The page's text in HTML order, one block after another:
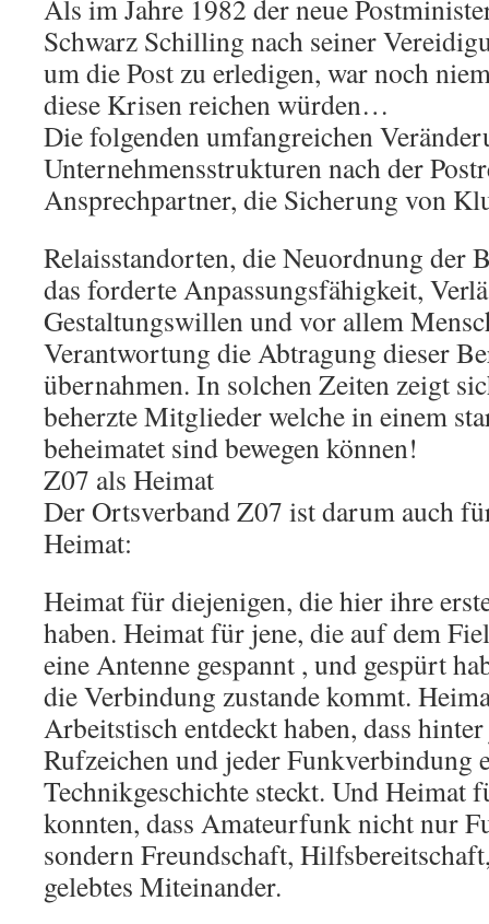
Als im Jahre 1982 der neue
Schwarz Schilling nach seiner
um die Post zu erledigen, war noch
diese Krisen reichen würden…
Die folgenden umfangreichen
Unternehmensstrukturen nach der
Ansprechpartner, die Sicherung von
Relaisstandorten, die Neuordnung der
das forderte Anpassungsfähigkeit,
Gestaltungswillen und vor allem
Verantwortung die Abtragung dieser
übernahmen. In solchen Zeiten zeigt
beherzte Mitglieder welche in einem
beheimatet sind bewegen können!
Z07 als Heimat
Der Ortsverband Z07 ist darum auch
Heimat:
Heimat für diejenigen, die hier ihre
haben. Heimat für jene, die auf dem
eine Antenne gespannt , und gespürt
die Verbindung zustande kommt.
Arbeitstisch entdeckt haben, dass
Rufzeichen und jeder Funkverbindung
Technikgeschichte steckt. Und Heimat
konnten, dass Amateurfunk nicht nur
sondern Freundschaft,
gelebtes Miteinander.